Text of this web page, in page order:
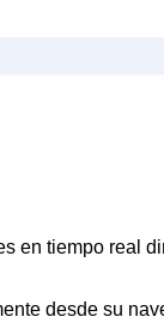
en tiempo real
desde su